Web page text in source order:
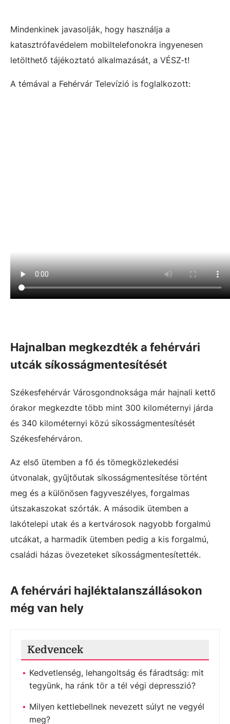
Mindenkinek javasolják, hogy használja a
katasztrófavédelem mobiltelefonokra ingyenesen
letölthető tájékoztató alkalmazását, a VÉSZ-t!
A témával a Fehérvár Televízió is foglalkozott:
Hajnalban megkezdték a fehérvári
utcák síkosságmentesítését
Székesfehérvár Városgondnoksága már hajnali kettő
órakor megkezdte több mint 300 kilométernyi járda
és 340 kilométernyi közú síkosságmentesítését
Székesfehérváron.
Az első ütemben a fő és tömegközlekedési
útvonalak, gyűjtőutak síkosságmentesítése történt
meg és a különösen fagyveszélyes, forgalmas
útszakaszokat szórták. A második ütemben a
lakótelepi utak és a kertvárosok nagyobb forgalmú
utcákat, a harmadik ütemben pedig a kis forgalmú,
családi házas övezeteket síkosságmentesítették.
A fehérvári hajléktalanszállásokon
még van hely
Kedvencek
Kedvetlenség, lehangoltság és fáradtság: mit
tegyünk, ha ránk tör a tél végi depresszió?
Milyen kettlebellnek nevezett súlyt ne vegyél
meg?